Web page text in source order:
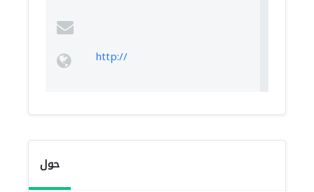
http://
حول